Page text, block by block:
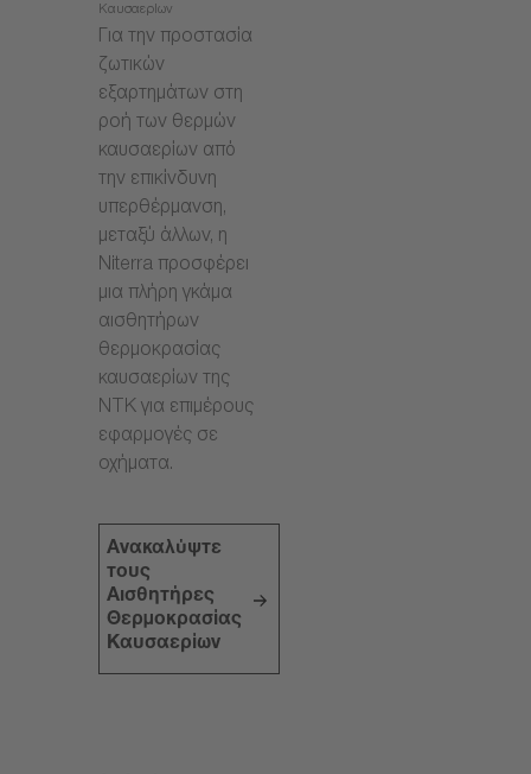
Καυσαερίων
Για την προστασία
ζωτικών
εξαρτημάτων στη
ροή των θερμών
καυσαερίων από
την επικίνδυνη
υπερθέρμανση,
μεταξύ άλλων, η
Niterra προσφέρει
μια πλήρη γκάμα
αισθητήρων
θερμοκρασίας
καυσαερίων της
NTK για επιμέρους
εφαρμογές σε
οχήματα.
Ανακαλύψτε
τους
Αισθητήρες
Θερμοκρασίας
Καυσαερίων